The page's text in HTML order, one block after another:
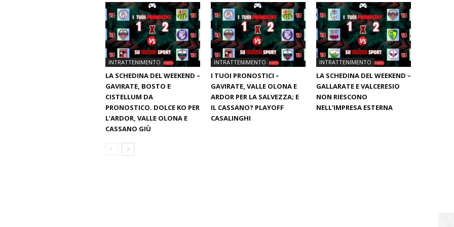
INTRATTENIMENTO
LA SCHEDINA DEL WEEKEND –
GAVIRATE, BOSTO E
CISTELLUM DA
PRONOSTICO. DOLCE KO PER
L’ARDOR, VALLE OLONA E
CASSANO GIÙ
INTRATTENIMENTO
I TUOI PRONOSTICI –
GAVIRATE, VALLE OLONA E
ARDOR PER LA SALVEZZA; E
IL CASSANO? PLAYOFF
CASALINGHI
INTRATTENIMENTO
LA SCHEDINA DEL WEEKEND –
GALLARATE E VALCERESIO
NON RIESCONO
NELL’IMPRESA ESTERNA